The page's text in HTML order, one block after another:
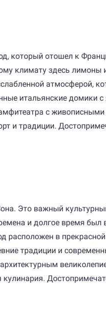
который отошел к
климату здесь лимоны
атмосферой,
итальянские домики
с
и традиции.
Это важный
и долгое время
расположен в
традиции и